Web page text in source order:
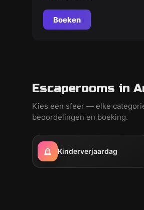
Boeken
Escaperooms in
Kies een sfeer — elke
beoordelingen en boeking.
Kinderverjaardag